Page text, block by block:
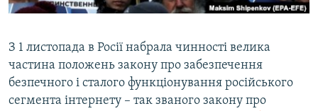
СВІДЧЕННЯ ОКУПАЦІЇ
Qırımtatar
З 1 листопада в Росії набрала чинності велика
частина положень закону про забезпечення
безпечного і сталого функціонування російського
сегмента інтернету – так званого закону про